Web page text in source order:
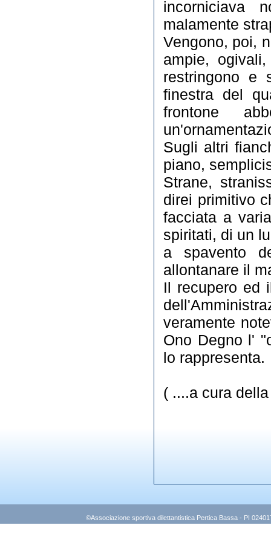
incorniciava
malamente
Vengono, poi,
ampie,
restringono e
finestra del
frontone
Sugli altri
piano,
Strane,
direi primitivo
facciata a
spiritati, di un
a spavento
allontanare il
Il recupero ed
veramente
Ono Degno l'
lo rappresenta.
( ....a cura
©Associazione sportiva dilettantistica Pertica Bassa - PI